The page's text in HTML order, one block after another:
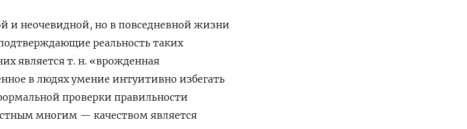
и неочевидной, но в повседневной жизни
реальность таких
является т. н. «врожденная
в людях умение интуитивно избегать
проверки правильности
многим — качеством является